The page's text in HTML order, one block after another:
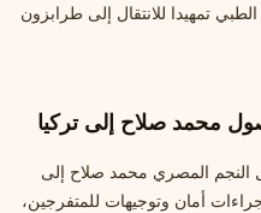
تمهيدا للانتقال إلى طرابزون
محمد صلاح إلى تركيا
المصري محمد صلاح إلى
أمان وتوجيهات للمتفرجين،